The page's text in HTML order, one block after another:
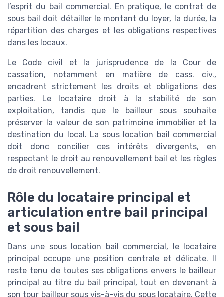
l’esprit du bail commercial. En pratique, le contrat de
sous bail doit détailler le montant du loyer, la durée, la
répartition des charges et les obligations respectives
dans les locaux.
Le Code civil et la jurisprudence de la Cour de
cassation, notamment en matière de cass. civ.,
encadrent strictement les droits et obligations des
parties. Le locataire droit à la stabilité de son
exploitation, tandis que le bailleur sous souhaite
préserver la valeur de son patrimoine immobilier et la
destination du local. La sous location bail commercial
doit donc concilier ces intérêts divergents, en
respectant le droit au renouvellement bail et les règles
de droit renouvellement.
Rôle du locataire principal et
articulation entre bail principal
et sous bail
Dans une sous location bail commercial, le locataire
principal occupe une position centrale et délicate. Il
reste tenu de toutes ses obligations envers le bailleur
principal au titre du bail principal, tout en devenant à
son tour bailleur sous vis-à-vis du sous locataire. Cette